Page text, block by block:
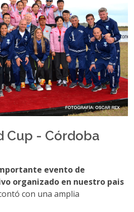
Cup - Córdoba
evento de
organizado en nuestro pais
con una amplia